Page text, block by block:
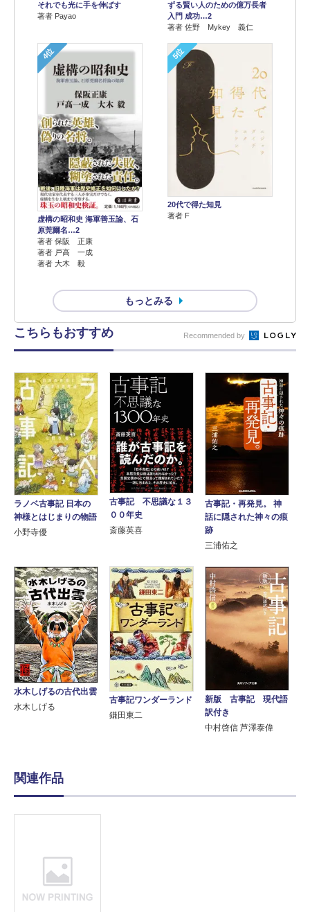
それでも光に手を伸ばす
著者 Payao
ずる賢い人のための億万長者
入門 成功…2
著者 佐野 Mykey 義仁
4位
虚構の昭和史 海軍善玉論、石
原莞爾名…2
著者 保阪 正康
著者 戸高 一成
著者 大木 毅
5位
20代で得た知見
著者 F
もっとみる
こちらもおすすめ Recommended by
ラノベ古事記 日本の
神様とはじまりの物語
小野寺優
古事記 不思議な１３
００年史
斎藤英喜
古事記・再発見。 神
話に隠された神々の痕
跡
三浦佑之
水木しげるの古代出雲
水木しげる
古事記ワンダーランド
鎌田東二
新版 古事記 現代語
訳付き
中村啓信 芦澤泰偉
関連作品